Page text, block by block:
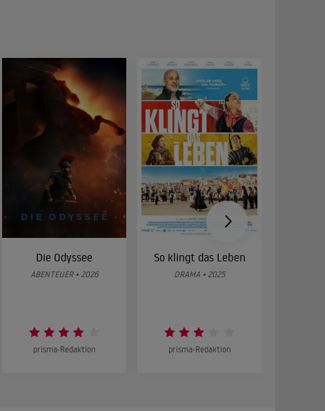
Die Odyssee
ABENTEUER • 2026
prisma-Redaktion
So klingt das Leben
DRAMA • 2025
prisma-Redaktion